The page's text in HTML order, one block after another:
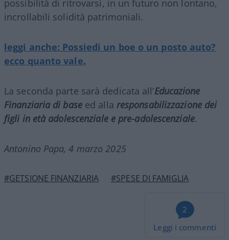
possibilità di ritrovarsi, in un futuro non lontano,
incrollabili solidità patrimoniali.
leggi anche: Possiedi un boe o un posto auto?
ecco quanto vale.
La seconda parte sarà dedicata all’Educazione
Finanziaria di baseed alla responsabilizzazione dei
figli in età adolescenziale e pre-adolescenziale.
Antonino Papa, 4 marzo 2025
#GETSIONE FINANZIARIA #SPESE DI FAMIGLIA
2
Leggi i commenti